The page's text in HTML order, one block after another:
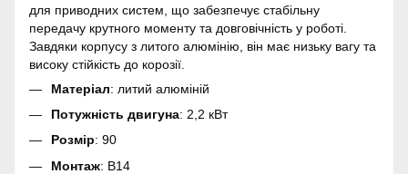
для приводних систем, що забезпечує стабільну
передачу крутного моменту та довговічність у роботі.
Завдяки корпусу з литого алюмінію, він має низьку вагу та
високу стійкість до корозії.
Матеріал: литий алюміній
Потужність двигуна: 2,2 кВт
Розмір: 90
Монтаж: B14